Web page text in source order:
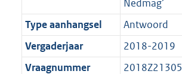
Nedmag’
Type aanhangsel
Antwoord
Vergaderjaar
2018-2019
Vraagnummer
2018Z21305